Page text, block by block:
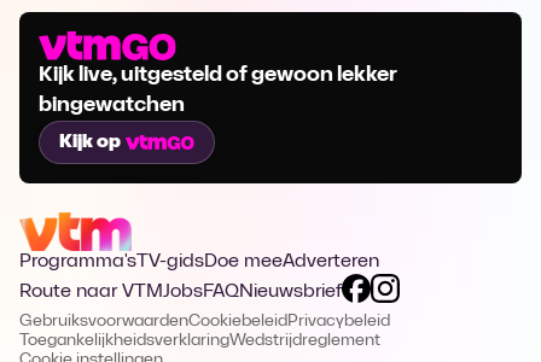
Kijk live, uitgesteld of gewoon lekker
bingewatchen
Kijk op
Programma's TV-gidsDoe meeAdverteren
Route naar VTMJobsFAQNieuwsbrief
GebruiksvoorwaardenCookiebeleid Privacybeleid
ToegankelijkheidsverklaringWedstrijdreglement